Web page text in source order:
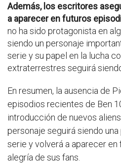
Además, los escritores
a aparecer en futuros
no ha sido protagonista en
siendo un personaje
serie y su papel en la lucha
extraterrestres seguirá
En resumen, la ausencia de
episodios recientes de Ben
introducción de nuevos
personaje seguirá siendo
serie y volverá a aparecer
alegría de sus fans.